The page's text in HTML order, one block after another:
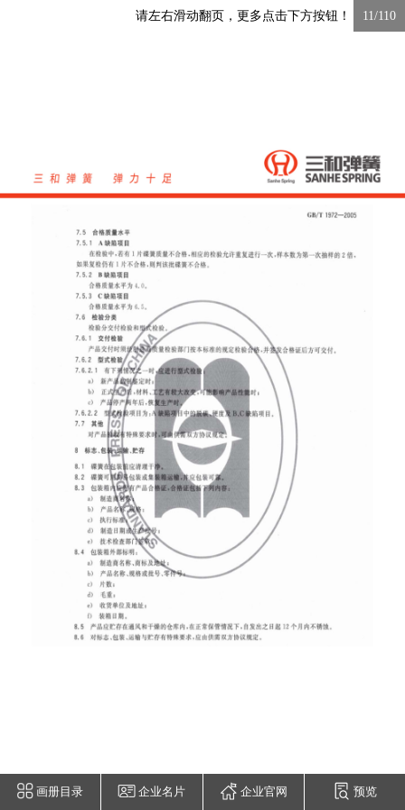
请左右滑动翻页，更多点击下方按钮！ 11/110
画册目录 企业名片 企业官网 预览